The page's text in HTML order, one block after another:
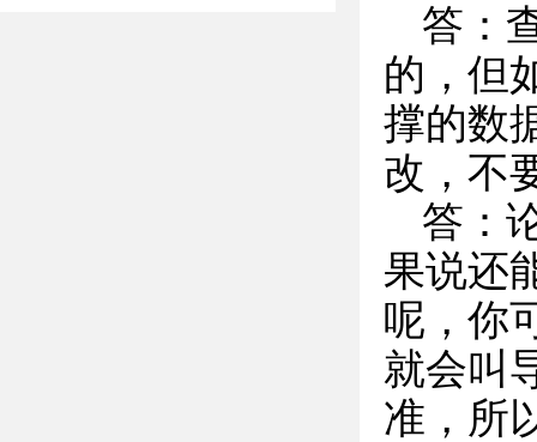
答：
的，但
撑的数
改，不
答：
果说还
呢，你
就会叫
准，所